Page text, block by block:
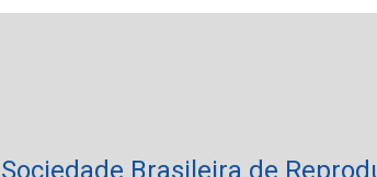
Sociedade Brasileira de